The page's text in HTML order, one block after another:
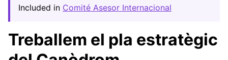
Included in Comité Asesor Internacional
Treballem el pla estratègic